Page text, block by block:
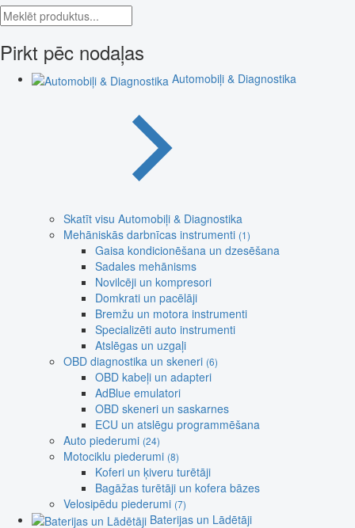
Pirkt pēc nodaļas
Automobiļi & Diagnostika
Skatīt visu Automobiļi & Diagnostika
Mehāniskās darbnīcas instrumenti (1)
Gaisa kondicionēšana un dzesēšana
Sadales mehānisms
Novilcēji un kompresori
Domkrati un pacēlāji
Bremžu un motora instrumenti
Specializēti auto instrumenti
Atslēgas un uzgaļi
OBD diagnostika un skeneri (6)
OBD kabeļi un adapteri
AdBlue emulatori
OBD skeneri un saskarnes
ECU un atslēgu programmēšana
Auto piederumi (24)
Motociklu piederumi (8)
Koferi un ķiveru turētāji
Bagāžas turētāji un kofera bāzes
Velosipēdu piederumi (7)
Baterijas un Lādētāji